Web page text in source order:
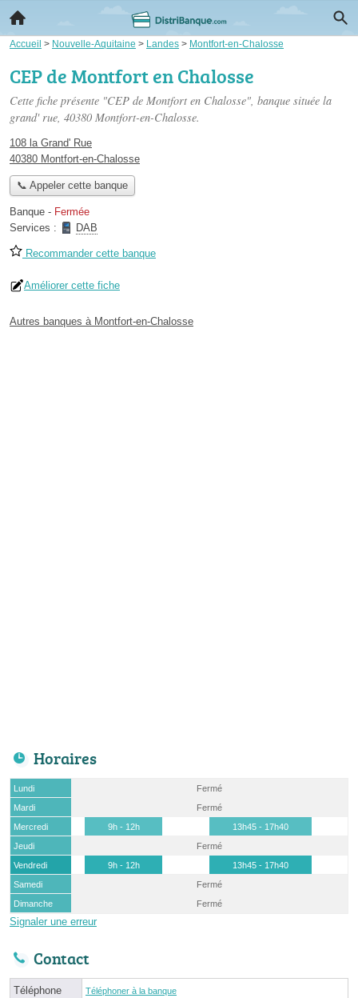
Accueil > Nouvelle-Aquitaine > Landes > Montfort-en-Chalosse
CEP de Montfort en Chalosse
Cette fiche présente "CEP de Montfort en Chalosse", banque située la
grand' rue, 40380 Montfort-en-Chalosse.
108 la Grand' Rue
40380 Montfort-en-Chalosse
📞 Appeler cette banque
Banque - Fermée
Services :
DAB
Recommander cette banque
Améliorer cette fiche
Autres banques à Montfort-en-Chalosse
Horaires
Lundi
Fermé
Mardi
Fermé
Mercredi
9h - 12h
13h45 - 17h40
Jeudi
Fermé
Vendredi
9h - 12h
13h45 - 17h40
Samedi
Fermé
Dimanche
Fermé
Signaler une erreur
Contact
Téléphone Téléphoner à la banque